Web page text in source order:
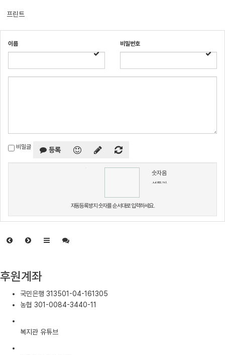
프린트
이름 비밀번호
등록
비밀글
숫자음
성듣기
자동등록방지 숫자를 순서대로 입력하세요.
후원계좌
국민은행 313501-04-161305
농협 301-0084-3440-11
복지관 유튜브